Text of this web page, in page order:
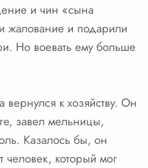
и чин «сына
жалование и подарили
Но воевать ему больше
к хозяйству. Он
завел мельницы,
Казалось бы, он
человек, который мог